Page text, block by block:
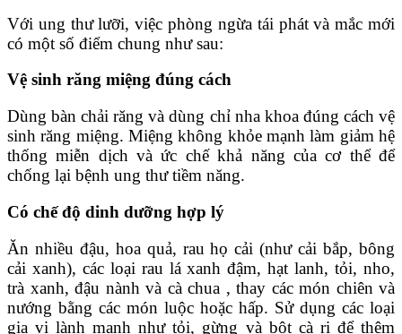
Với ung thư lưỡi, việc phòng ngừa tái phát và mắc mới
có một số điểm chung như sau:
Vệ sinh răng miệng đúng cách
Dùng bàn chải răng và dùng chỉ nha khoa đúng cách vệ
sinh răng miệng. Miệng không khỏe mạnh làm giảm hệ
thống miễn dịch và ức chế khả năng của cơ thể để
chống lại bệnh ung thư tiềm năng.
Có chế độ dinh dưỡng hợp lý
Ăn nhiều đậu, hoa quả, rau họ cải (như cải bắp, bông
cải xanh), các loại rau lá xanh đậm, hạt lanh, tỏi, nho,
trà xanh, đậu nành và cà chua , thay các món chiên và
nướng bằng các món luộc hoặc hấp. Sử dụng các loại
gia vị lành mạnh như tỏi, gừng và bột cà ri để thêm